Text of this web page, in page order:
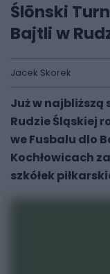
Ślōnski
Bajtli w
Jacek Skorek
Już w najbliższą
Rudzie Śląskiej
we Fusbalu dlo
Kochłowicach
szkółek